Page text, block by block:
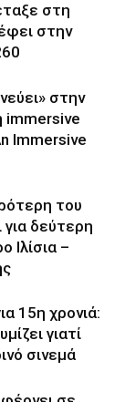
στη
στην
στην
immersive
Immersive
του
δεύτερη
Ιλίσια –
15η χρονιά:
γιατί
σινεμά